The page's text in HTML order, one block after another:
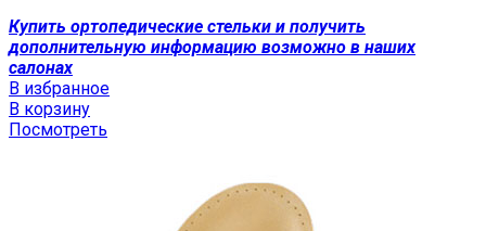
Купить ортопедические стельки и получить
дополнительную информацию возможно в наших
салонах
В избранное
В корзину
Посмотреть